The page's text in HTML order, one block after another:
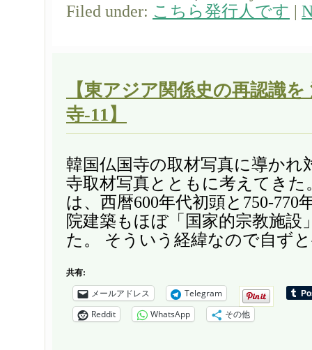
Filed under: こちら発行人です
【東アジア関係史の再認識
寺-11】
韓国仏国寺の取材写真に導かれ
寺取材写真とともに考えてきた
は、西暦600年代初頭と750-770
院建築もほぼ「国家的宗教施設
た。 そういう経緯なので自ず
共有:
メールアドレス
Telegram
Reddit
WhatsApp その他